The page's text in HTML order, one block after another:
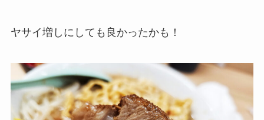
ヤサイ増しにしても良かったかも！